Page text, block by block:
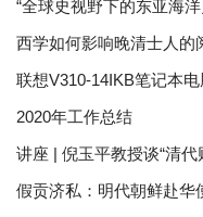
“全球史视野下的东亚海
西学如何影响晚清士人的
联想V310-14IKB笔记本
2020年工作总结
讲座 | 倪玉平教授谈“清代
假贡济私：明代朝鲜赴华